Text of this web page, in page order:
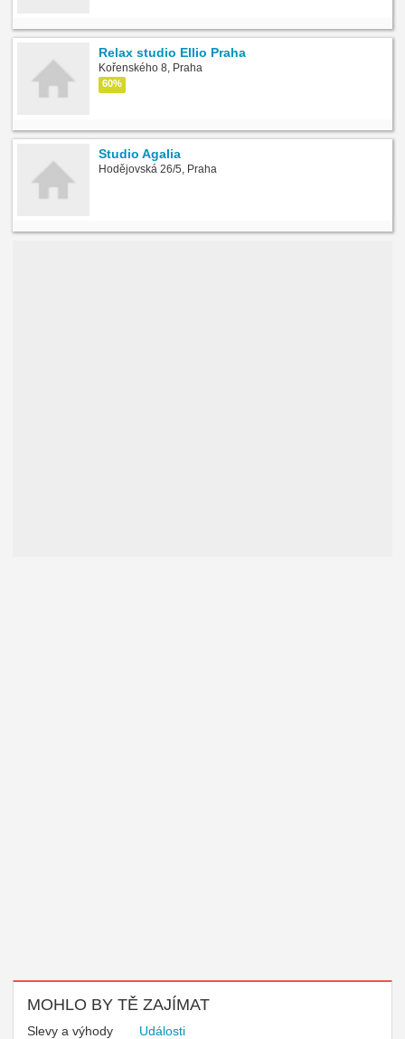
Relax studio Ellio Praha
Kořenského 8, Praha
60%
Studio Agalia
Hodějovská 26/5, Praha
MOHLO BY TĚ ZAJÍMAT
Slevy a výhody Události